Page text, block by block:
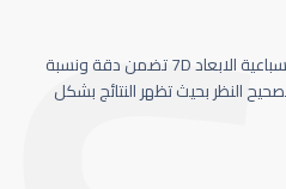
كاميرا تتبع حركة العين سباعية الابعاد 7D تضمن دقة ونسبة
النظر بحيث تظهر النتائج بشكل